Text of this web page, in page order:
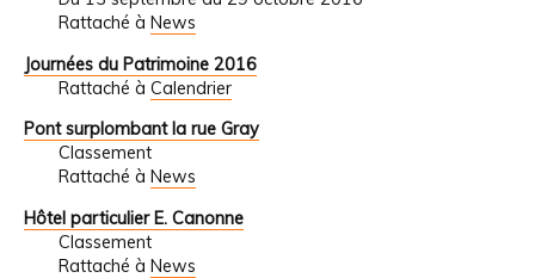
Rattaché à News
Journées du Patrimoine 2016
Rattaché à Calendrier
Pont surplombant la rue Gray
Classement
Rattaché à News
Hôtel particulier E. Canonne
Classement
Rattaché à News